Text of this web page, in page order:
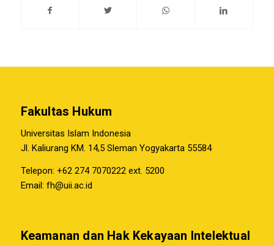
Fakultas Hukum
Universitas Islam Indonesia
Jl. Kaliurang KM. 14,5 Sleman Yogyakarta 55584
Telepon: +62 274 7070222 ext. 5200
Email: fh@uii.ac.id
Keamanan dan Hak Kekayaan Intelektual